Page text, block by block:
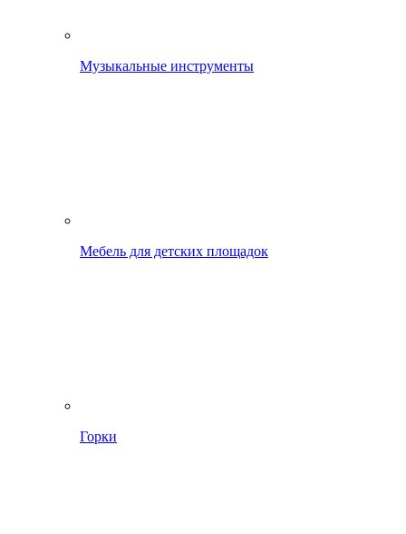
Музыкальные инструменты
Мебель для детских площадок
Горки